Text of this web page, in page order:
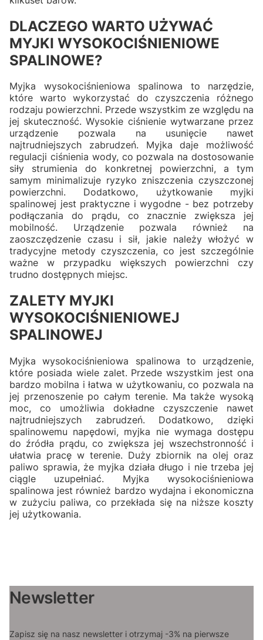
DLACZEGO WARTO UŻYWAĆ
MYJKI WYSOKOCIŚNIENIOWE
SPALINOWE?
Myjka wysokociśnieniowa spalinowa to narzędzie,
które warto wykorzystać do czyszczenia różnego
rodzaju powierzchni. Przede wszystkim ze względu na
jej skuteczność. Wysokie ciśnienie wytwarzane przez
urządzenie pozwala na usunięcie nawet
najtrudniejszych zabrudzeń. Myjka daje możliwość
regulacji ciśnienia wody, co pozwala na dostosowanie
siły strumienia do konkretnej powierzchni, a tym
samym minimalizuje ryzyko zniszczenia czyszczonej
powierzchni. Dodatkowo, użytkowanie myjki
spalinowej jest praktyczne i wygodne - bez potrzeby
podłączania do prądu, co znacznie zwiększa jej
mobilność. Urządzenie pozwala również na
zaoszczędzenie czasu i sił, jakie należy włożyć w
tradycyjne metody czyszczenia, co jest szczególnie
ważne w przypadku większych powierzchni czy
trudno dostępnych miejsc.
ZALETY MYJKI
WYSOKOCIŚNIENIOWEJ
SPALINOWEJ
Myjka wysokociśnieniowa spalinowa to urządzenie,
które posiada wiele zalet. Przede wszystkim jest ona
bardzo mobilna i łatwa w użytkowaniu, co pozwala na
jej przenoszenie po całym terenie. Ma także wysoką
moc, co umożliwia dokładne czyszczenie nawet
najtrudniejszych zabrudzeń. Dodatkowo, dzięki
spalinowemu napędowi, myjka nie wymaga dostępu
do źródła prądu, co zwiększa jej wszechstronność i
ułatwia pracę w terenie. Duży zbiornik na olej oraz
paliwo sprawia, że myjka działa długo i nie trzeba jej
ciągle uzupełniać. Myjka wysokociśnieniowa
spalinowa jest również bardzo wydajna i ekonomiczna
w zużyciu paliwa, co przekłada się na niższe koszty
jej użytkowania.
Newsletter
Zapisz się na nasz newsletter i otrzymaj -3% na pierwsze